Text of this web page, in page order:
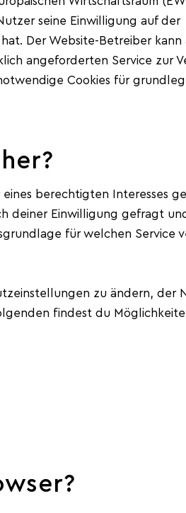
seine Einwilligung auf der
Der Website-Betreiber kann
angeforderten Service zur
Cookies für
berechtigten Interesses
deiner Einwilligung gefragt
für welchen Service
zu ändern, der
findest du